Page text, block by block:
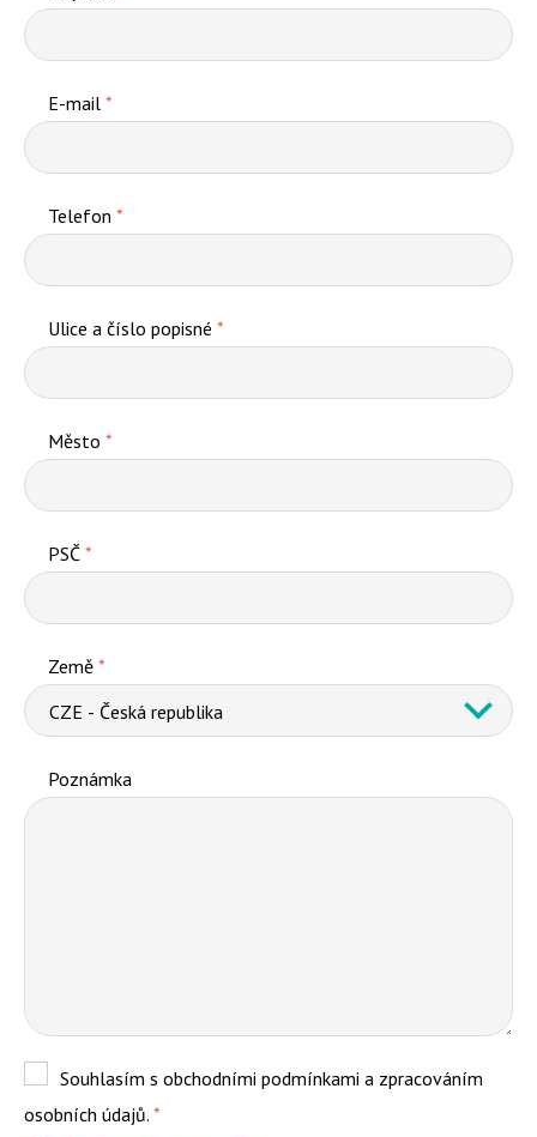
E-mail *
Telefon *
Ulice a číslo popisné *
Město *
PSČ *
Země *
Poznámka
Souhlasím s obchodními podmínkami a zpracováním
osobních údajů. *